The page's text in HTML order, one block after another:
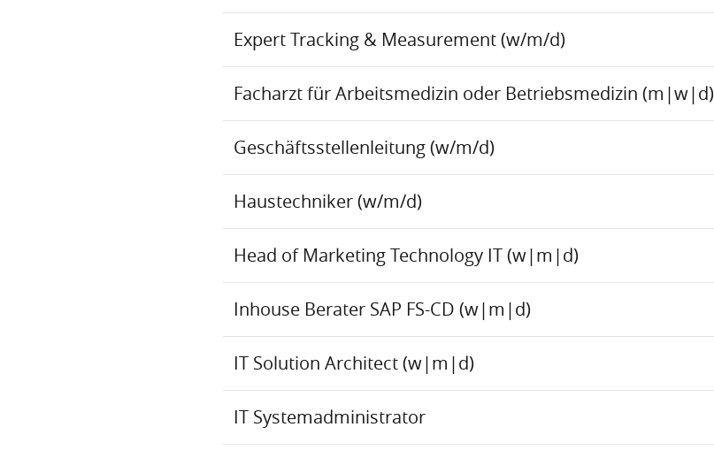
Expert Tracking & Measurement (w/m/d)
Facharzt für Arbeitsmedizin oder Betriebsmedizin (m|w|d)
Geschäftsstellenleitung (w/m/d)
Haustechniker (w/m/d)
Head of Marketing Technology IT (w|m|d)
Inhouse Berater SAP FS-CD (w|m|d)
IT Solution Architect (w|m|d)
IT Systemadministrator